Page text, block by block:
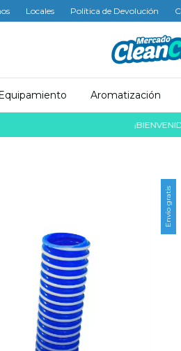
Locales Política de Devolución
Aromatización
¡BIENVENIDO A
Envío gratis